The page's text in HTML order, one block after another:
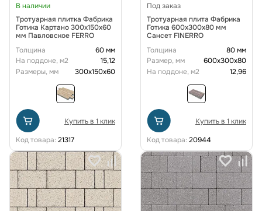
В наличии
Тротуарная плитка Фабрика
Готика Картано 300х150х60
мм Павловское FERRO
Толщина
60 мм
На поддоне, м2
15,12
Размеры, мм
300х150х60
Купить в 1 клик
Код товара: 21317
Под заказ
Тротуарная плита Фабрика
Готика 600x300x80 мм
Сансет FINERRO
Толщина
80 мм
Размер, мм
600х300х80
На поддоне, м2
12,96
Купить в 1 клик
Код товара: 20944